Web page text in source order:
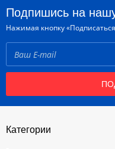
Подпишись на
Нажимая кнопку
Категории